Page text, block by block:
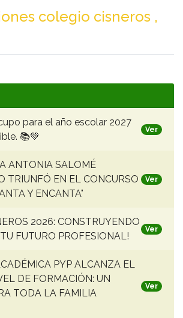
colegio cisneros ,
para el año escolar 2027
📚💚
Ver
ANTONIA SALOMÉ
TRIUNFÓ EN EL CONCURSO
Y ENCANTA"
Ver
2026: CONSTRUYENDO
FUTURO PROFESIONAL!
Ver
PYP ALCANZA EL
DE FORMACIÓN: UN
TODA LA FAMILIA
Ver